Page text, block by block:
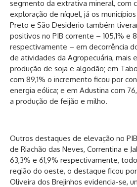
segmento da extrativa mineral, com
exploração de níquel, já os
Preto e São Desiderio também
positivos no PIB corrente – 105,1% e
respectivamente – em decorrência
de atividades da Agropecuária, mais
produção de soja e algodão; em
com 89,1% o incremento ficou por
energia eólica; e em Adustina com
a produção de feijão e milho.
Outros destaques de elevação no
de Riachão das Neves, Correntina e
63,3% e 61,9% respectivamente,
região do oeste, o destaque ficou
Oliveira dos Brejinhos evidencia-se,